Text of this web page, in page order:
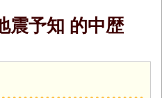
震予知 的中歴